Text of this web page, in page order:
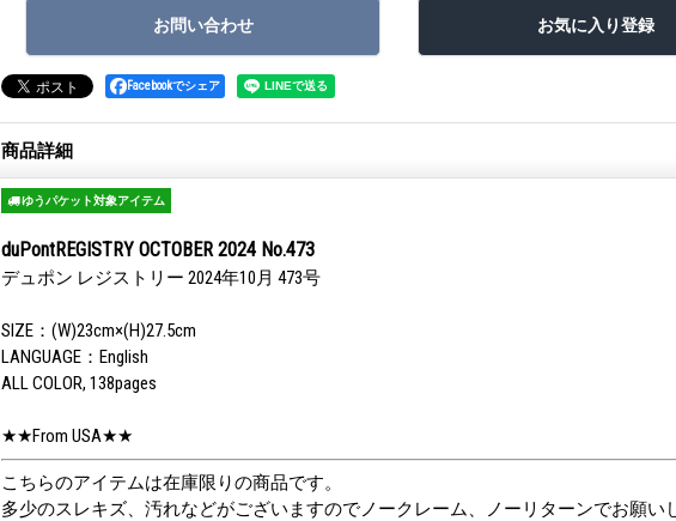
Facebookでシェア
商品詳細
ゆうパケット対象アイテム
duPontREGISTRY OCTOBER 2024 No.473
デュポン レジストリー 2024年10月 473号
SIZE：(W)23cm×(H)27.5cm
LANGUAGE：English
ALL COLOR, 138pages
★★From USA★★
こちらのアイテムは在庫限りの商品です。
多少のスレキズ、汚れなどがございますのでノークレーム、ノーリターンでお願い